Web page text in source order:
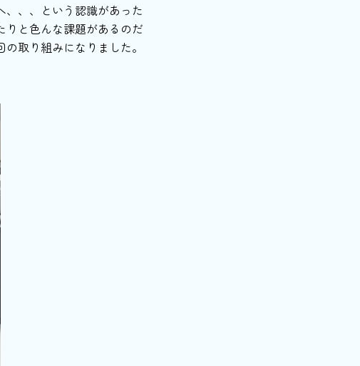
、、という認識があった
と色んな課題があるのだ
取り組みになりました。